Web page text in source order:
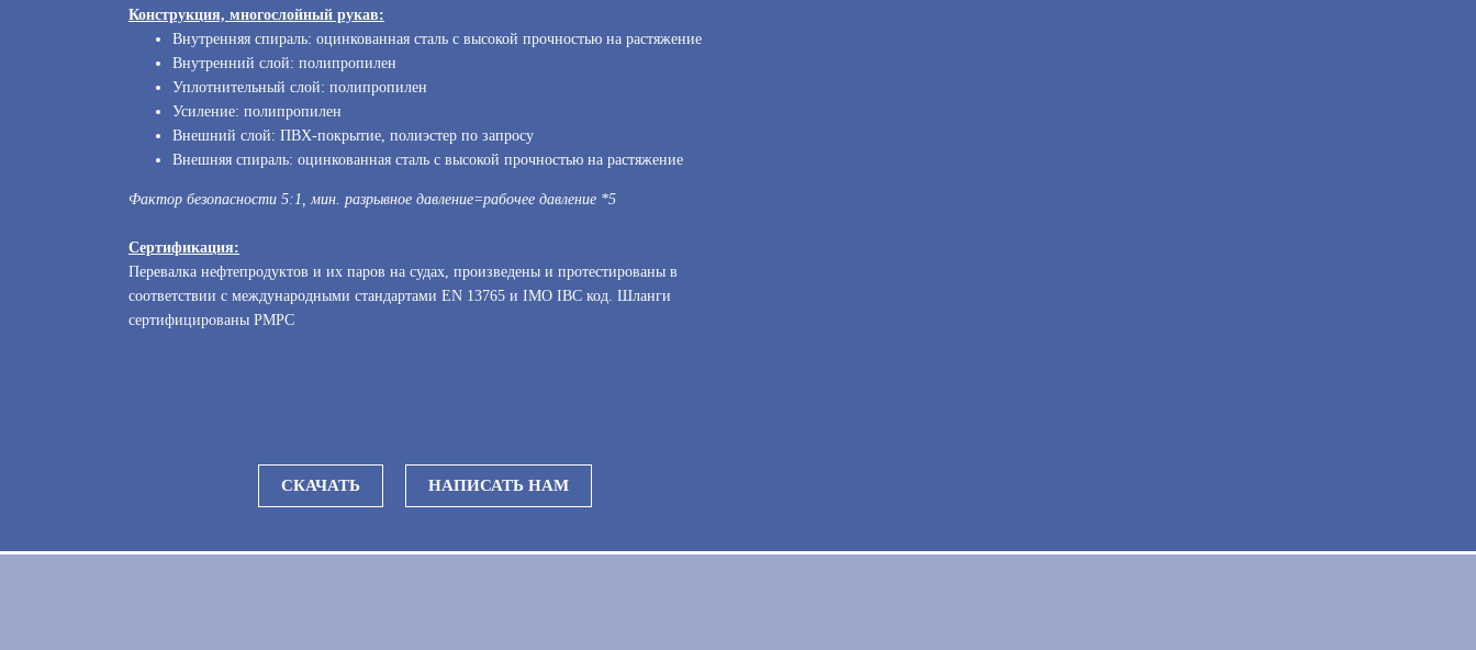
Конструкция, многослойный рукав:
Внутренняя спираль: оцинкованная сталь с высокой прочностью на растяжение
Внутренний слой: полипропилен
Уплотнительный слой: полипропилен
Усиление: полипропилен
Внешний слой: ПВХ-покрытие, полиэстер по запросу
Внешняя спираль: оцинкованная сталь с высокой прочностью на растяжение
Фактор безопасности 5:1, мин. разрывное давление=рабочее давление *5
Сертификация:
Перевалка нефтепродуктов и их паров на судах, произведены и протестированы в
соответствии с международными стандартами EN 13765 и IMO IВC код. Шланги
сертифицированы РМРС
СКАЧАТЬ НАПИСАТЬ НАМ